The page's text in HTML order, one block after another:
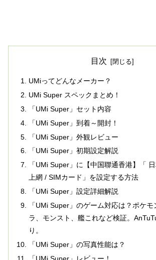
目次
UMiってどんなメーカー？
UMi Super スペックまとめ！
「UMi Super」セット内容
「UMi Super」到着～開封！
「UMi Super」外観レビュー
「UMi Super」初期設定解説
「UMi Super」に【中国聯通香港】「
上網 / SIMカード」を設定する方法
「UMi Super」設定詳細解説
「UMi Super」のゲーム対応は？ポケ
ラ、モンスト、艦これなど検証。
り。
「UMi Super」の写真性能は？
「UMi Super」レビュー！